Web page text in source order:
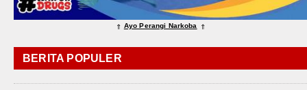
⇑ Ayo Perangi Narkoba ⇑
BERITA POPULER